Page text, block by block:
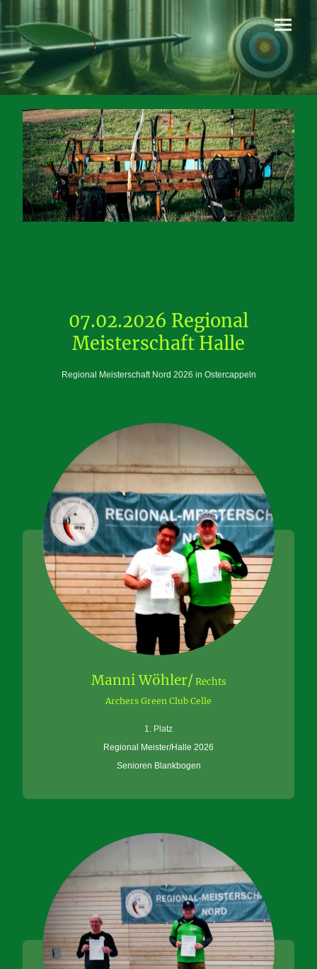
07.02.2026 Regional
Meisterschaft Halle
Regional Meisterschaft Nord 2026 in Ostercappeln
Manni Wöhler/ Rechts
Archers Green Club Celle
1. Platz
Regional Meister/Halle 2026
Senioren Blankbogen